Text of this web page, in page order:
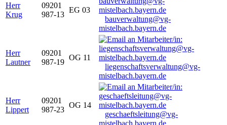
Herr
Krug
09201
987-13
EG 03
bauverwaltung@vg-
mistelbach.bayern.de
Herr
Lautner
09201
987-19
OG 11
liegenschaftsverwaltung@vg-
mistelbach.bayern.de
Herr
Lippert
09201
987-23
OG 14
geschaeftsleitung@vg-
mistelbach.bayern.de